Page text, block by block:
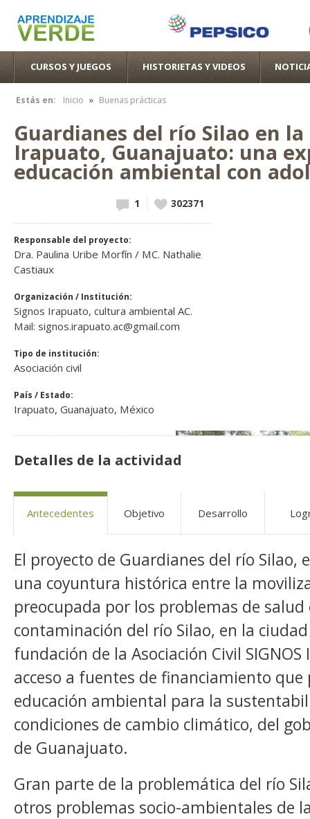
CURSOS Y JUEGOS HISTORIETAS Y VIDEOS
Estás en:
Se encuentra usted aquí
Inicio » Buenas prácticas
Guardianes del río Silao en
Irapuato, Guanajuato: una
educación ambiental con
302371
Vote up!
1
Responsable del proyecto:
Dra. Paulina Uribe Morfín / MC. Nathalie
Castiaux
Organización / Institución:
Signos Irapuato, cultura ambiental AC.
Mail: signos.irapuato.ac@gmail.com
Tipo de institución:
Asociación civil
País / Estado:
Irapuato, Guanajuato, México
Detalles de la actividad
Antecedentes Objetivo Desarrollo
El proyecto de Guardianes del río Silao,
una coyuntura histórica entre la
preocupada por los problemas de salud
contaminación del río Silao, en la
fundación de la Asociación Civil
acceso a fuentes de financiamiento
educación ambiental para la
condiciones de cambio climático, del
de Guanajuato.
Gran parte de la problemática del río
otros problemas socio-ambientales de